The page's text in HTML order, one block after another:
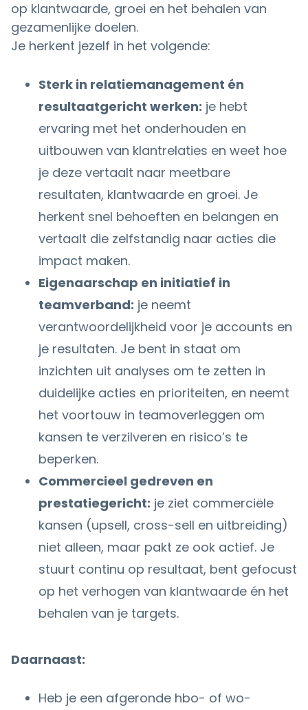
op klantwaarde, groei en het behalen van
gezamenlijke doelen.
Je herkent jezelf in het volgende:
Sterk in relatiemanagement én
resultaatgericht werken: je hebt
ervaring met het onderhouden en
uitbouwen van klantrelaties en weet hoe
je deze vertaalt naar meetbare
resultaten, klantwaarde en groei. Je
herkent snel behoeften en belangen en
vertaalt die zelfstandig naar acties die
impact maken.
Eigenaarschap en initiatief in
teamverband: je neemt
verantwoordelijkheid voor je accounts en
je resultaten. Je bent in staat om
inzichten uit analyses om te zetten in
duidelijke acties en prioriteiten, en neemt
het voortouw in teamoverleggen om
kansen te verzilveren en risico’s te
beperken.
Commercieel gedreven en
prestatiegericht: je ziet commerciële
kansen (upsell, cross-sell en uitbreiding)
niet alleen, maar pakt ze ook actief. Je
stuurt continu op resultaat, bent gefocust
op het verhogen van klantwaarde én het
behalen van je targets.
Daarnaast:
Heb je een afgeronde hbo- of wo-